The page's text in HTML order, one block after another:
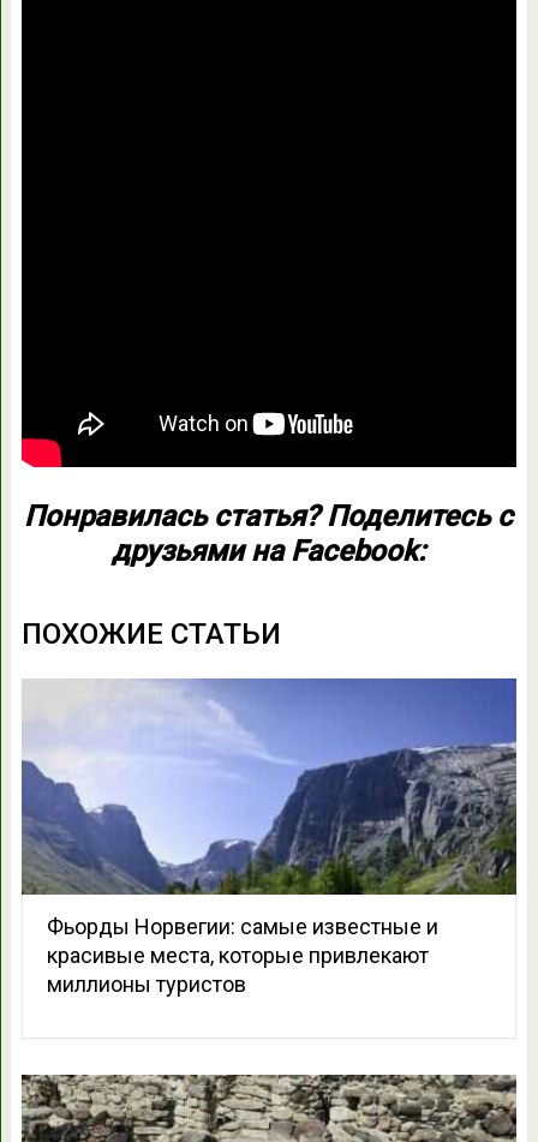
Понравилась статья? Поделитесь с
друзьями на Facebook:
ПОХОЖИЕ СТАТЬИ
Фьорды Норвегии: самые известные и
красивые места, которые привлекают
миллионы туристов